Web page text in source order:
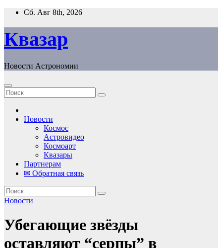
Перейти
содержанию
Сб. Авг 8th, 2026
Квазар
Новости Астрономии
Новости
Космос
Астровидео
Космоарт
Квазары
Партнерам
✉ Обратная связь
Новости
Убегающие звёзды
оставляют “серпы” в